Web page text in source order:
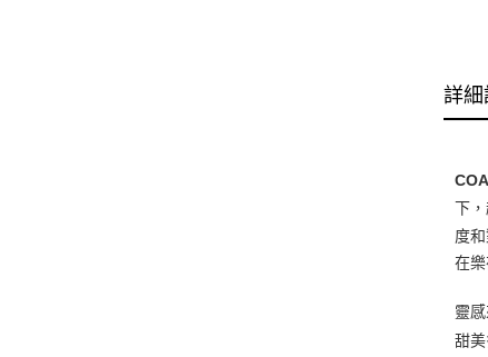
詳細
下
度
在
靈
甜